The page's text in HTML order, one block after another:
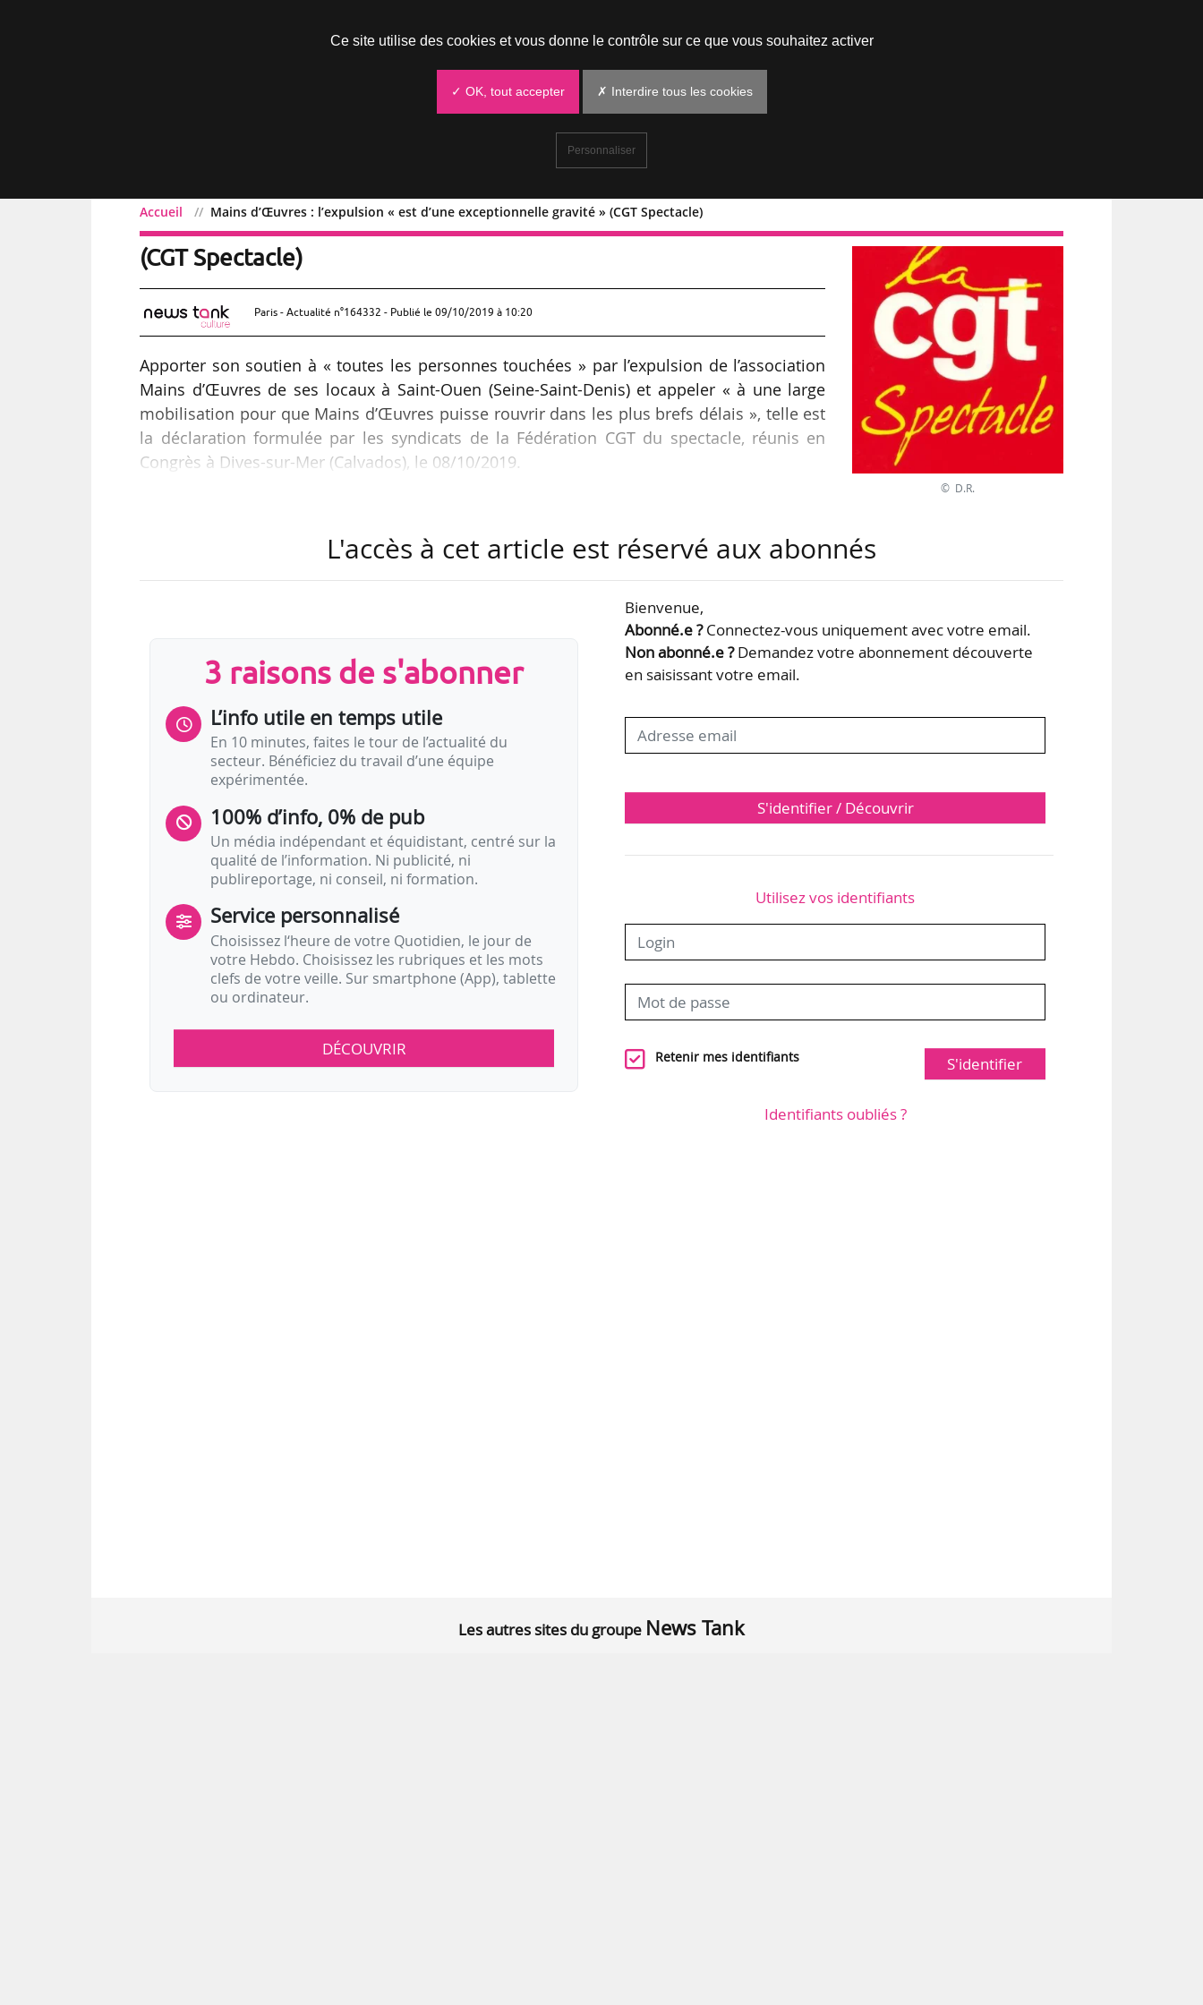
Accueil Mains d’Œuvres : l’expulsion « est d’une exceptionnelle gravité » (CGT Spectacle)
Mains d’Œuvres : l’expulsion « est d’une exceptionnelle gravité »
(CGT Spectacle)
Paris - Actualité n°164332 - Publié le 09/10/2019 à 10:20
Apporter son soutien à « toutes les personnes touchées » par l’expulsion de l’association
Mains d’Œuvres de ses locaux à Saint-Ouen (Seine-Saint-Denis) et appeler « à une large
mobilisation pour que Mains d’Œuvres puisse rouvrir dans les plus brefs délais », telle est
la déclaration formulée par les syndicats de la Fédération CGT du spectacle, réunis en
Congrès à Dives-sur-Mer (Calvados), le 08/10/2019.
leurs outils de travail », que « les locaux soient rendus à Mains d’Œuvres sans délai », que
les représentations « prévues dans les prochains jours soient assurées » et que les tutelles
« prennent leurs responsabilités face à ce qui s’apparente à un coup de force
« Mains d’Œuvres est…
© D.R.
L'accès à cet article est réservé aux abonnés
3 raisons de s'abonner
L’info utile en temps utile
En 10 minutes, faites le tour de l’actualité du
secteur. Bénéficiez du travail d’une équipe
expérimentée.
100% d’info, 0% de pub
Un média indépendant et équidistant, centré sur la
qualité de l’information. Ni publicité, ni
publireportage, ni conseil, ni formation.
Service personnalisé
Choisissez l‘heure de votre Quotidien, le jour de
votre Hebdo. Choisissez les rubriques et les mots
clefs de votre veille. Sur smartphone (App), tablette
ou ordinateur.
DÉCOUVRIR
Bienvenue,
Abonné.e ?Connectez-vous uniquement avec votre email.
Non abonné.e ?Demandez votre abonnement découverte
en saisissant votre email.
S'identifier / Découvrir
Utilisez vos identifiants
Retenir mes identifiants S'identifier
Identifiants oubliés ?
Les autres sites du groupe News Tank
Ce site utilise des cookies et vous donne le contrôle sur ce que vous souhaitez activer
✓ OK, tout accepter ✗ Interdire tous les cookies
Personnaliser